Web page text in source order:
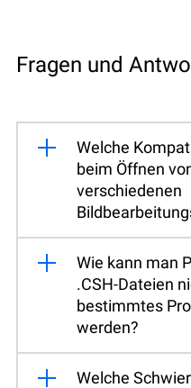
Fragen und
Welche
beim Öffnen
verschiedenen
Wie kann man
.CSH-Dateien
bestimmtes
werden?
Welche